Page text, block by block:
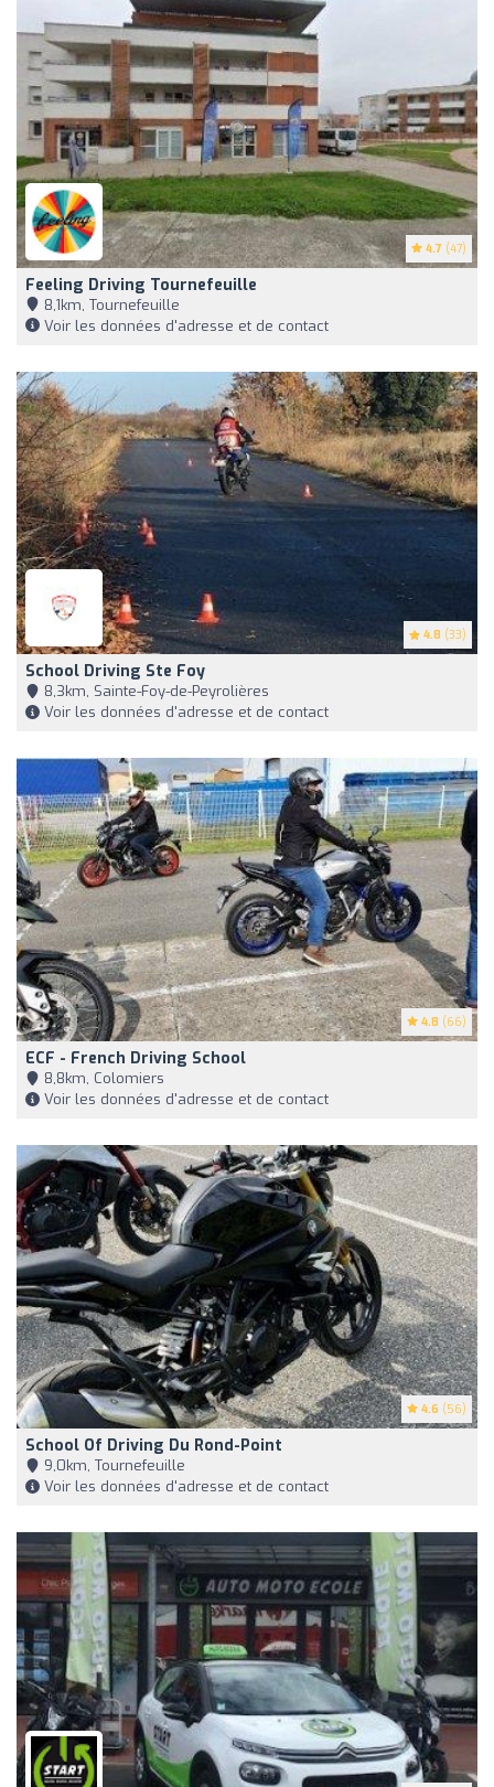
4.7 (47)
Feeling Driving Tournefeuille
8,1km, Tournefeuille
Voir les données d'adresse et de contact
4.8 (33)
School Driving Ste Foy
8,3km, Sainte-Foy-de-Peyrolières
Voir les données d'adresse et de contact
4.8 (66)
ECF - French Driving School
8,8km, Colomiers
Voir les données d'adresse et de contact
4.6 (56)
School Of Driving Du Rond-Point
9,0km, Tournefeuille
Voir les données d'adresse et de contact